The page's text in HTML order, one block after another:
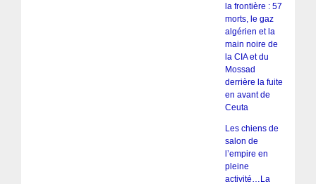
la frontière : 57
morts, le gaz
algérien et la
main noire de
la CIA et du
Mossad
derrière la fuite
en avant de
Ceuta
Les chiens de
salon de
l’empire en
pleine
activité…La